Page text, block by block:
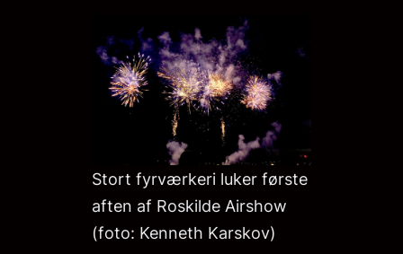
Stort fyrværkeri luker første
aften af Roskilde Airshow
(foto: Kenneth Karskov)